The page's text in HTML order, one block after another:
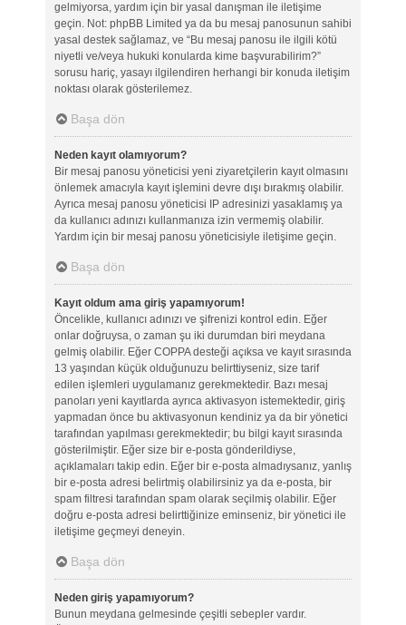
gelmiyorsa, yardım için bir yasal danışman ile iletişime
geçin. Not: phpBB Limited ya da bu mesaj panosunun sahibi
yasal destek sağlamaz, ve “Bu mesaj panosu ile ilgili kötü
niyetli ve/veya hukuki konularda kime başvurabilirim?”
sorusu hariç, yasayı ilgilendiren herhangi bir konuda iletişim
noktası olarak gösterilemez.
Başa dön
Neden kayıt olamıyorum?
Bir mesaj panosu yöneticisi yeni ziyaretçilerin kayıt olmasını
önlemek amacıyla kayıt işlemini devre dışı bırakmış olabilir.
Ayrıca mesaj panosu yöneticisi IP adresinizi yasaklamış ya
da kullanıcı adınızı kullanmanıza izin vermemiş olabilir.
Yardım için bir mesaj panosu yöneticisiyle iletişime geçin.
Başa dön
Kayıt oldum ama giriş yapamıyorum!
Öncelikle, kullanıcı adınızı ve şifrenizi kontrol edin. Eğer
onlar doğruysa, o zaman şu iki durumdan biri meydana
gelmiş olabilir. Eğer COPPA desteği açıksa ve kayıt sırasında
13 yaşından küçük olduğunuzu belirttiyseniz, size tarif
edilen işlemleri uygulamanız gerekmektedir. Bazı mesaj
panoları yeni kayıtlarda ayrıca aktivasyon istemektedir, giriş
yapmadan önce bu aktivasyonun kendiniz ya da bir yönetici
tarafından yapılması gerekmektedir; bu bilgi kayıt sırasında
gösterilmiştir. Eğer size bir e-posta gönderildiyse,
açıklamaları takip edin. Eğer bir e-posta almadıysanız, yanlış
bir e-posta adresi belirtmiş olabilirsiniz ya da e-posta, bir
spam filtresi tarafından spam olarak seçilmiş olabilir. Eğer
doğru e-posta adresi belirttiğinize eminseniz, bir yönetici ile
iletişime geçmeyi deneyin.
Başa dön
Neden giriş yapamıyorum?
Bunun meydana gelmesinde çeşitli sebepler vardır.